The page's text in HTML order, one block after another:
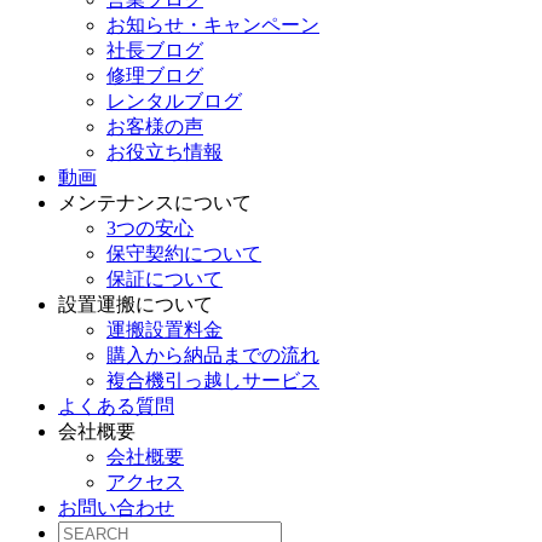
お知らせ・キャンペーン
社長ブログ
修理ブログ
レンタルブログ
お客様の声
お役立ち情報
動画
メンテナンスについて
3つの安心
保守契約について
保証について
設置運搬について
運搬設置料金
購入から納品までの流れ
複合機引っ越しサービス
よくある質問
会社概要
会社概要
アクセス
お問い合わせ